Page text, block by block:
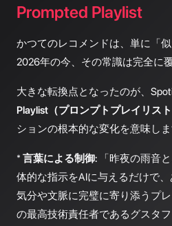
Prompted Playlist
かつてのレコメンドは、単に「
2026年の今、その常識は完全に
大きな転換点となったのが、
Playlist（プロンプトプレイリスト
ションの根本的な変化を意味しま
* 言葉による制御: 「昨夜の雨音
体的な指示をAIに与えるだけで
気分や文脈に完璧に寄り添うプ
の最高技術責任者であるグスタ